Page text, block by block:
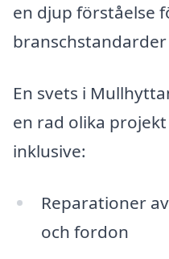
en djup förståelse
En svets i
en rad olika
inklusive:
Reparationer
och fordon